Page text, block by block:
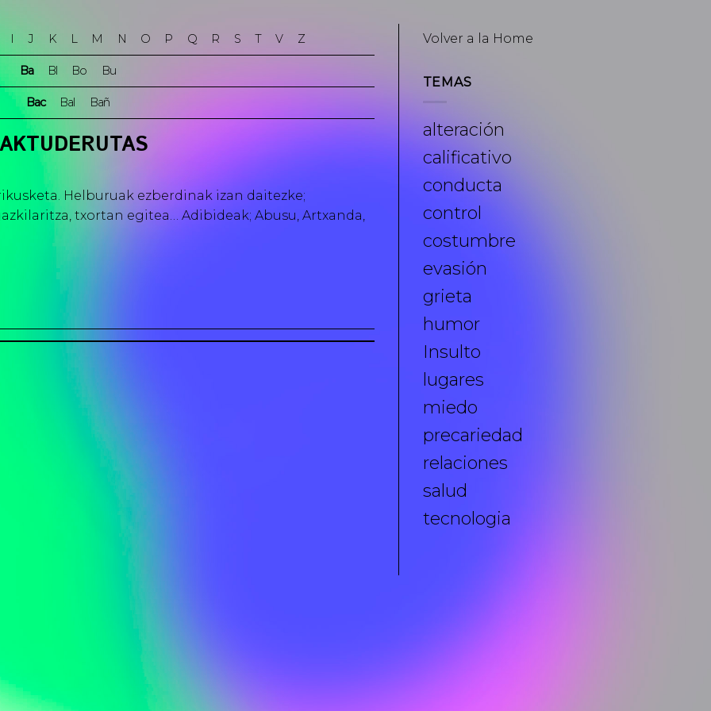
I J K L M N O P Q R S T V Z
Ba Bl Bo Bu
Bac Bal Bañ
Helburuak ezberdinak izan daitezke;
txortan egitea… Adibideak; Abusu, Artxanda,
Volver a la Home
TEMAS
alteración
calificativo
conducta
control
costumbre
evasión
grieta
humor
Insulto
lugares
miedo
precariedad
relaciones
salud
tecnologia